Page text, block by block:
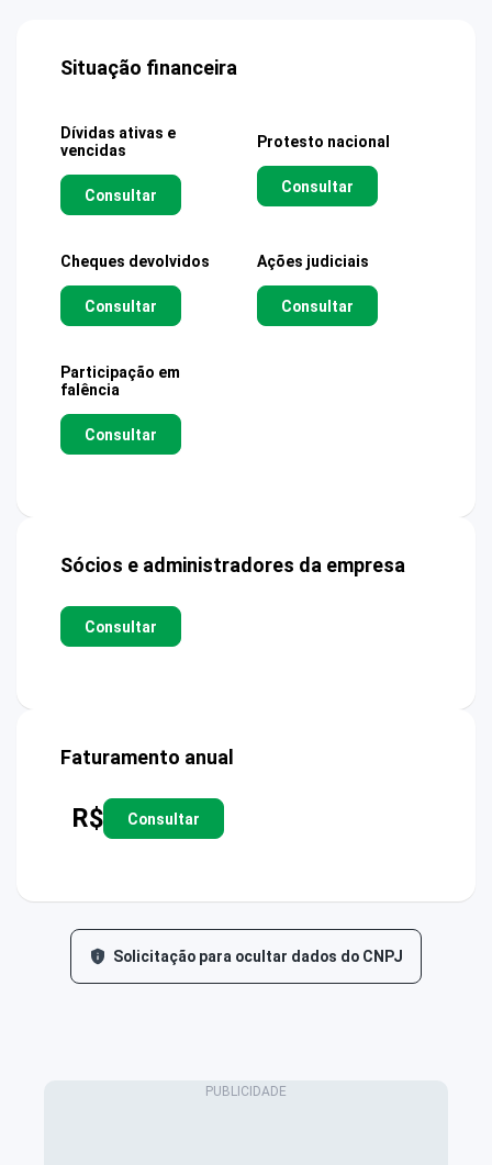
Situação financeira
Dívidas ativas e
vencidas
Consultar
Protesto nacional
Consultar
Cheques devolvidos
Consultar
Ações judiciais
Consultar
Participação em
falência
Consultar
Sócios e administradores da empresa
Consultar
Faturamento anual
R$ Consultar
Solicitação para ocultar dados do CNPJ